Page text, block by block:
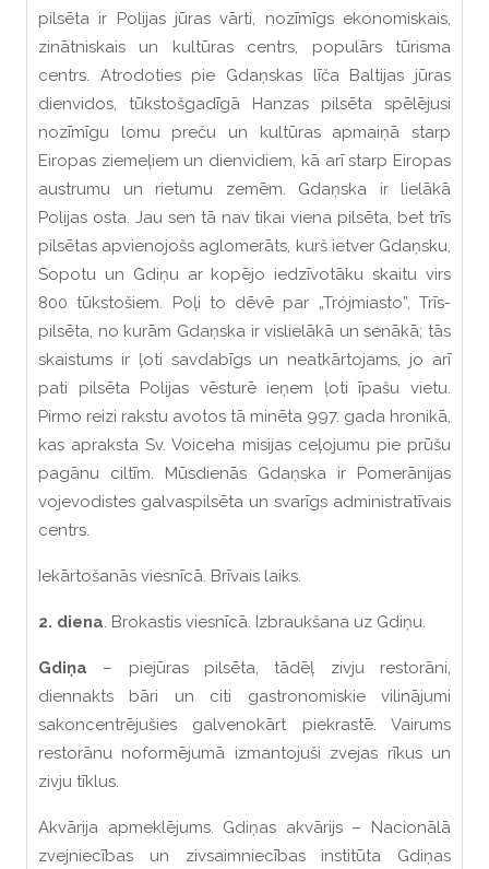
pilsēta ir Polijas jūras vārti, nozīmīgs ekonomiskais,
zinātniskais un kultūras centrs, populārs tūrisma
centrs. Atrodoties pie Gdaņskas līča Baltijas jūras
dienvidos, tūkstošgadīgā Hanzas pilsēta spēlējusi
nozīmīgu lomu preču un kultūras apmaiņā starp
Eiropas ziemeļiem un dienvidiem, kā arī starp Eiropas
austrumu un rietumu zemēm. Gdaņska ir lielākā
Polijas osta. Jau sen tā nav tikai viena pilsēta, bet trīs
pilsētas apvienojošs aglomerāts, kurš ietver Gdaņsku,
Sopotu un Gdiņu ar kopējo iedzīvotāku skaitu virs
800 tūkstošiem. Poļi to dēvē par „Trójmiasto”, Trīs-
pilsēta, no kurām Gdaņska ir vislielākā un senākā; tās
skaistums ir ļoti savdabīgs un neatkārtojams, jo arī
pati pilsēta Polijas vēsturē ieņem ļoti īpašu vietu.
Pirmo reizi rakstu avotos tā minēta 997. gada hronikā,
kas apraksta Sv. Voiceha misijas ceļojumu pie prūšu
pagānu ciltīm. Mūsdienās Gdaņska ir Pomerānijas
vojevodistes galvaspilsēta un svarīgs administratīvais
centrs.
Iekārtošanās viesnīcā. Brīvais laiks.
2. diena. Brokastis viesnīcā. Izbraukšana uz Gdiņu.
Gdiņa – piejūras pilsēta, tādēļ zivju restorāni,
diennakts bāri un citi gastronomiskie vilinājumi
sakoncentrējušies galvenokārt piekrastē. Vairums
restorānu noformējumā izmantojuši zvejas rīkus un
zivju tīklus.
Akvārija apmeklējums. Gdiņas akvārijs – Nacionālā
zvejniecības un zivsaimniecības institūta Gdiņas